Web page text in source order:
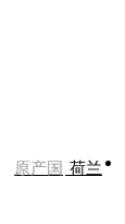
原产国 荷兰